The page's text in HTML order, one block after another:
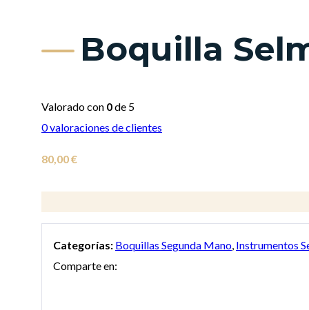
Boquilla
Valorado con 0de 5
0valoraciones de clientes
80,00€
Categorías: Boquillas Segunda Mano Instrumentos
Comparte en: